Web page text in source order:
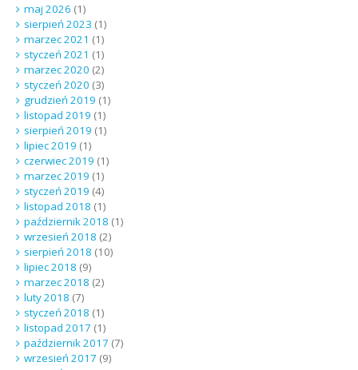
maj 2026 (1)
sierpień 2023 (1)
marzec 2021 (1)
styczeń 2021 (1)
marzec 2020 (2)
styczeń 2020 (3)
grudzień 2019 (1)
listopad 2019 (1)
sierpień 2019 (1)
lipiec 2019 (1)
czerwiec 2019 (1)
marzec 2019 (1)
styczeń 2019 (4)
listopad 2018 (1)
październik 2018 (1)
wrzesień 2018 (2)
sierpień 2018 (10)
lipiec 2018 (9)
marzec 2018 (2)
luty 2018 (7)
styczeń 2018 (1)
listopad 2017 (1)
październik 2017 (7)
wrzesień 2017 (9)